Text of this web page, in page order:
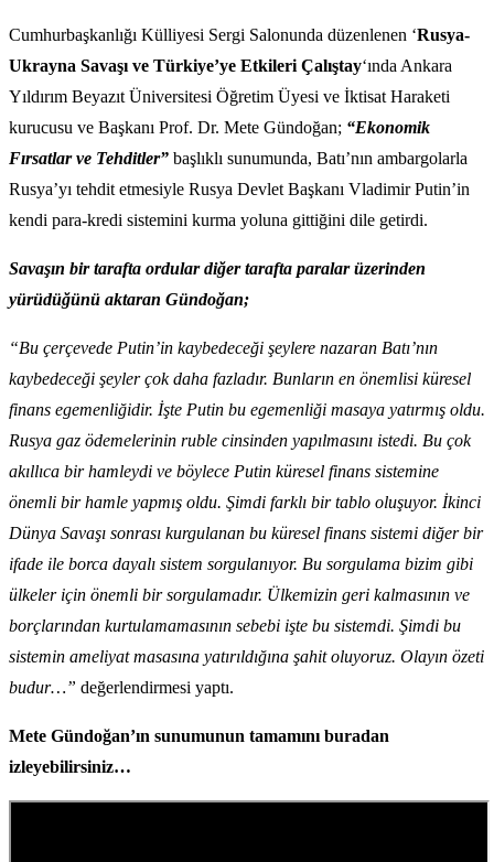
Cumhurbaşkanlığı Külliyesi Sergi Salonunda düzenlenen ‘Rusya-
Ukrayna Savaşı ve Türkiye’ye Etkileri Çalıştay‘ında Ankara
Yıldırım Beyazıt Üniversitesi Öğretim Üyesi ve İktisat Haraketi
kurucusu ve Başkanı Prof. Dr. Mete Gündoğan; “Ekonomik
Fırsatlar ve Tehditler” başlıklı sunumunda, Batı’nın ambargolarla
Rusya’yı tehdit etmesiyle Rusya Devlet Başkanı Vladimir Putin’in
kendi para-kredi sistemini kurma yoluna gittiğini dile getirdi.
Savaşın bir tarafta ordular diğer tarafta paralar üzerinden
yürüdüğünü aktaran Gündoğan;
“Bu çerçevede Putin’in kaybedeceği şeylere nazaran Batı’nın
kaybedeceği şeyler çok daha fazladır. Bunların en önemlisi küresel
finans egemenliğidir. İşte Putin bu egemenliği masaya yatırmış oldu.
Rusya gaz ödemelerinin ruble cinsinden yapılmasını istedi. Bu çok
akıllıca bir hamleydi ve böylece Putin küresel finans sistemine
önemli bir hamle yapmış oldu. Şimdi farklı bir tablo oluşuyor. İkinci
Dünya Savaşı sonrası kurgulanan bu küresel finans sistemi diğer bir
ifade ile borca dayalı sistem sorgulanıyor. Bu sorgulama bizim gibi
ülkeler için önemli bir sorgulamadır. Ülkemizin geri kalmasının ve
borçlarından kurtulamamasının sebebi işte bu sistemdi. Şimdi bu
sistemin ameliyat masasına yatırıldığına şahit oluyoruz. Olayın özeti
budur…” değerlendirmesi yaptı.
Mete Gündoğan’ın sunumunun tamamını buradan
izleyebilirsiniz…